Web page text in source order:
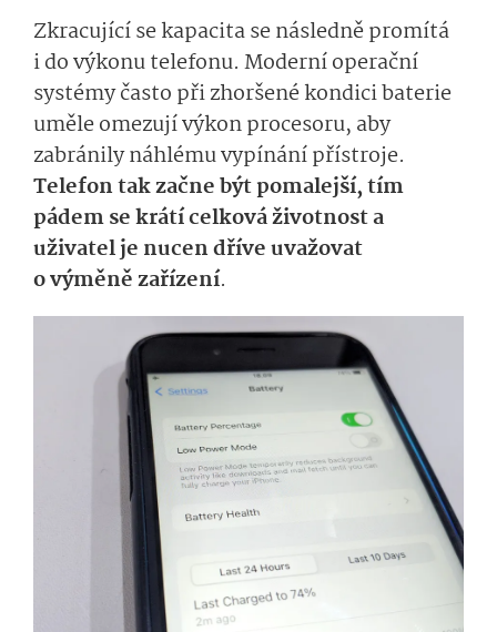
Zkracující se kapacita se následně promítá
i do výkonu telefonu. Moderní operační
systémy často při zhoršené kondici baterie
uměle omezují výkon procesoru, aby
zabránily náhlému vypínání přístroje.
Telefon tak začne být pomalejší, tím
pádem se krátí celková životnost a
uživatel je nucen dříve uvažovat
o výměně zařízení.